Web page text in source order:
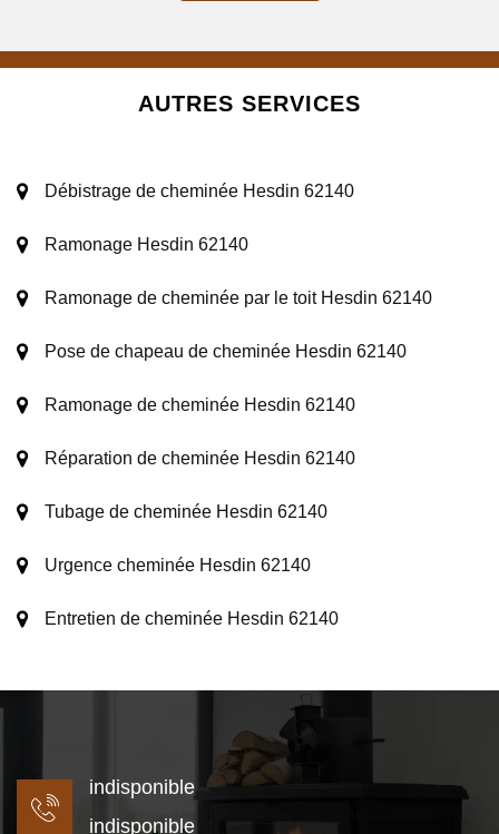
AUTRES SERVICES
Débistrage de cheminée Hesdin 62140
Ramonage Hesdin 62140
Ramonage de cheminée par le toit Hesdin 62140
Pose de chapeau de cheminée Hesdin 62140
Ramonage de cheminée Hesdin 62140
Réparation de cheminée Hesdin 62140
Tubage de cheminée Hesdin 62140
Urgence cheminée Hesdin 62140
Entretien de cheminée Hesdin 62140
indisponible
indisponible